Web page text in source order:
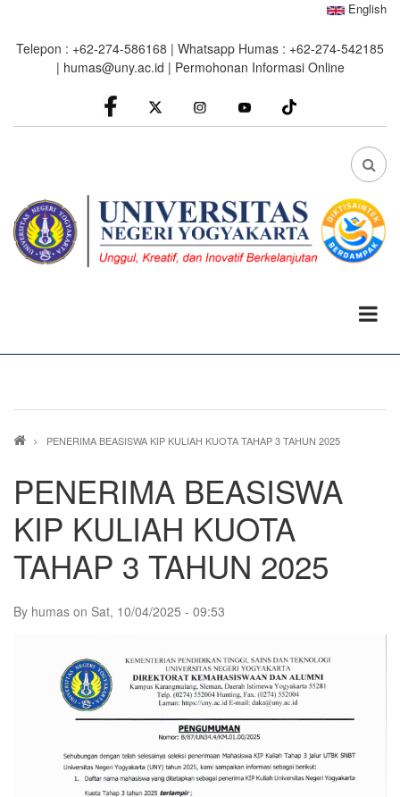
main
English
Telepon : +62-274-586168 | Whatsapp Humas : +62-274-542185
| humas@uny.ac.id | Permohonan Informasi Online
facebook
Instagram youtube
FA
Breadcrumb
PENERIMA BEASISWA KIP KULIAH KUOTA TAHAP 3 TAHUN 2025
PENERIMA BEASISWA
KIP KULIAH KUOTA
TAHAP 3 TAHUN 2025
By humas on Sat, 10/04/2025 - 09:53